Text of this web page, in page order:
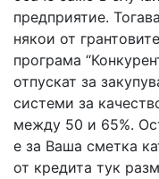
предприятие.
някои от
програма
отпускат за
системи за
между 50 и 65%.
е за Ваша сметка
от кредита тук